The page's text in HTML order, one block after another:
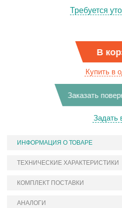
Требуется
В
Купить в
Заказать
Задать
ИНФОРМАЦИЯ О ТОВАРЕ
ТЕХНИЧЕСКИЕ ХАРАКТЕРИСТИКИ
КОМПЛЕКТ ПОСТАВКИ
АНАЛОГИ